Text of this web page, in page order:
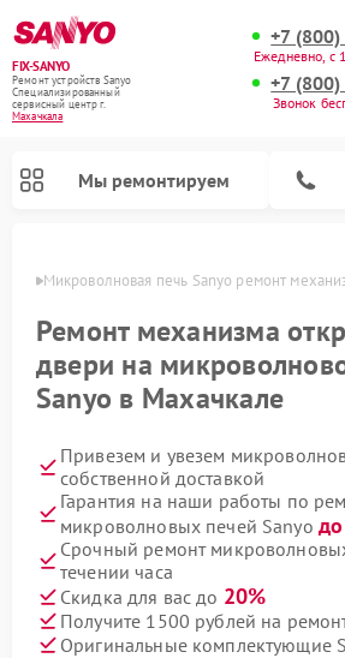
FIX-SANYO
Ремонт устройств Sanyo
Специализированный
cервисный центр г.
Махачкала
+7
Ежедневно, с
+7
Звонок
Мы ремонтируем
Микроволновая печь Sanyo ремонт
Ремонт механизма
двери на
Sanyo в Махачкале
Привезем и увезем
собственной доставкой
Гарантия на наши работы по
микроволновых печей Sanyo
Срочный ремонт
течении часа
Скидка для вас до 20%
Получите 1500 рублей на
Оригинальные комплектующие